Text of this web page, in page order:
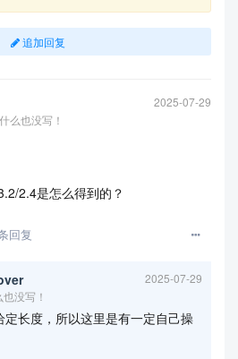
追加回复
2025-07-29
么也没写！
2.4是怎么得到的？
回复
2025-07-29
没写！
定长度，所以这里是有一定自己操